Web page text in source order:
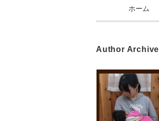
ホーム
Author Archive